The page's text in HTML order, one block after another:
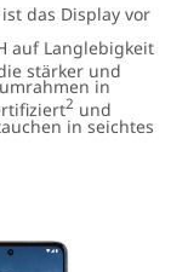
das Display vor
auf Langlebigkeit
stärker und
in
2 und
in seichtes